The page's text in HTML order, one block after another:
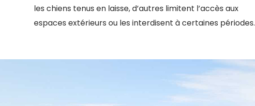
les chiens tenus en laisse, d’autres limitent l’accès aux
espaces extérieurs ou les interdisent à certaines périodes.